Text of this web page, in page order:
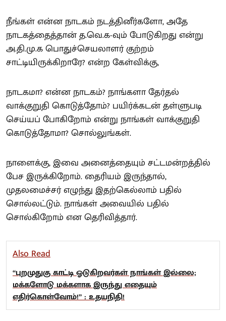
நீங்கள் என்ன நாடகம் நடத்தினீர்களோ, அதே
நாடகத்தைத்தான் த.வெ.க-வும் போடுகிறது என்று
அ.தி.மு.க பொதுச்செயலாளர் குற்றம்
சாட்டியிருக்கிறாரே? என்ற கேள்விக்கு,
நாடகமா? என்ன நாடகம்? நாங்களா தேர்தல்
வாக்குறுதி கொடுத்தோம்? பயிர்க்கடன் தள்ளுபடி
செய்யப் போகிறோம் என்று நாங்கள் வாக்குறுதி
கொடுத்தோமா? சொல்லுங்கள்.
நாளைக்கு, இவை அனைத்தையும் சட்டமன்றத்தில்
பேச இருக்கிறோம். தைரியம் இருந்தால்,
முதலமைச்சர் எழுந்து இதற்கெல்லாம் பதில்
சொல்லட்டும். நாங்கள் அவையில் பதில்
சொல்கிறோம் என தெரிவித்தார்.
Also Read
“புறமுதுகு காட்டி ஓடுகிறவர்கள் நாங்கள் இல்லை;
மக்களோடு மக்களாக இருந்து எதையும்
எதிர்கொள்வோம்!” : உதயநிதி!